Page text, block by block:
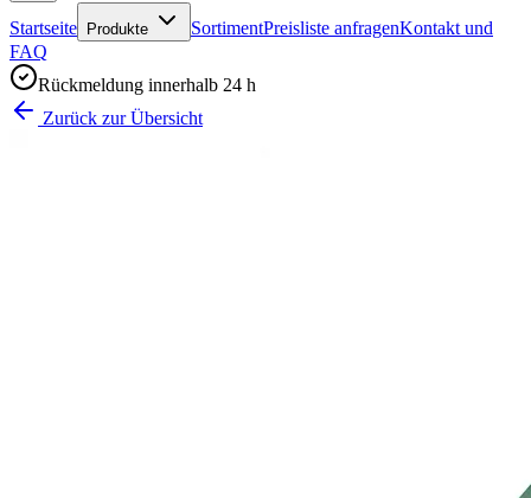
Startseite
Produkte SortimentPreisliste anfragenKontakt und
FAQ
Rückmeldung innerhalb 24 h
Zurück zur Übersicht